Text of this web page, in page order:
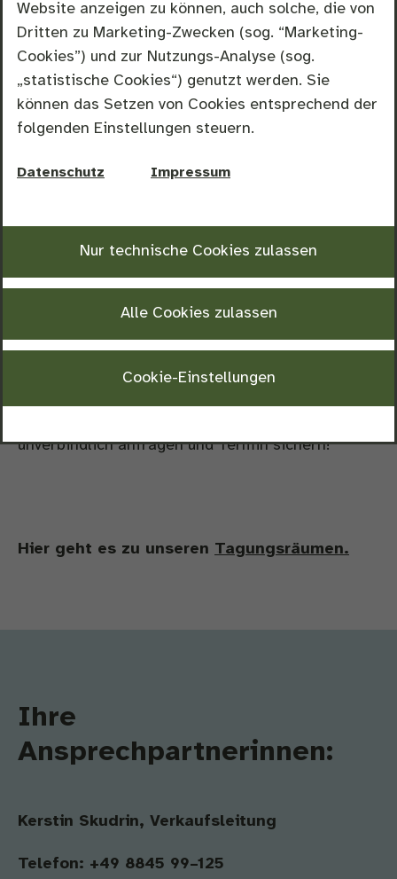
Website anzeigen zu können, auch solche, die von
Dritten zu Marketing-Zwecken (sog. “Marketing-
Cookies”) und zur Nutzungs-Analyse (sog.
„statistische Cookies“) genutzt werden. Sie
können das Setzen von Cookies entsprechend der
folgenden Einstellungen steuern.
Datenschutz Impressum
Nur technische Cookies zulassen
Alle Cookies zulassen
Cookie-Einstellungen
wir Sie persönlich und individuell. Wir erstellen
maßgeschneiderte Tagungspauschalen
inklusive Verpflegung, Technik und Übernachtung.
Unser Küchenteam sorgt für eine
abwechslungsreiche, regionale und frische Küche
– ideal für lange und erfolgreiche Seminartage.
Nutzen Sie die einzigartige Lage für ein
Arbeiten mit nachhaltiger Erholung.
im AURA-HOTEL Saulgrub und profitieren Sie von
einer einzigartigen Kombination aus
unverbindlich anfragen und Termin sichern!
Hier geht es zu unseren Tagungsräumen.
Ihre
Ansprechpartnerinnen:
Kerstin Skudrin, Verkaufsleitung
Telefon: +49 8845 99–125